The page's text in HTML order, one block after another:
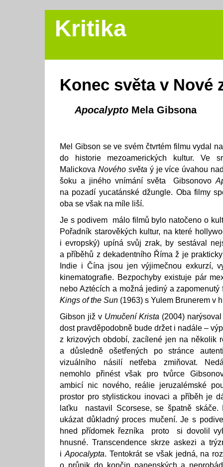
Kritika
Konec světa v Nové
Apocalypto Mela Gibsona
Mel Gibson se ve svém čtvrtém filmu vydal
do historie mezoamerických kultur. Ve
Malickova Nového světa ý je více úvahou
šoku a jiného vnímání světa Gibsonovo
na pozadí yucatánské džungle. Oba filmy
oba se však na míle liší.
Je s podivem málo filmů bylo natočeno o
Pořadník starověkých kultur, na které
i evropský) upíná svůj zrak, by sestával
a příběhů z dekadentního Říma ž je
Indie i Čína jsou jen výjimečnou exkurzí,
kinematografie. Bezpochyby existuje pár
nebo Aztécích a možná jediný a
Kings of the Sun (1963) s Yulem Brunerem v
Gibson již v Umučení Krista (2004)
dost pravděpodobně bude držet i nadále –
z krizových období, zacílené jen na několik
a důsledně ošetřených po stránce
vizuálního násilí netřeba zmiňovat.
nemohlo přinést však pro tvůrce
ambicí nic nového, reálie jeruzalémské
prostor pro stylistickou inovaci a příběh je
laťku nastavil Scorsese, se špatně skáče.
ukázat důkladný proces mučení. Je s
hned přídomek řezníka proto si dovolil
hnusné. Transcendence skrze askezi a
i Apocalypta. Tentokrát se však jedná, na
o průnik do končin panenských a